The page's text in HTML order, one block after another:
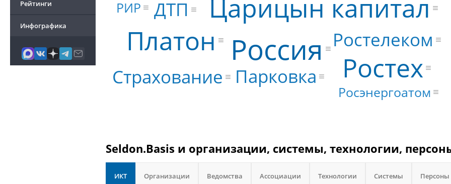
Рейтинги
Инфографика
Россия Ростех
Царицын капитал
Платон
Ростелеком
Страхование
Парковка
ДТП
РИР
Росэнергоатом
Seldon.Basis и организации, системы, технологии,
ИКТ Организации Ведомства Ассоциации Технологии Системы Персоны